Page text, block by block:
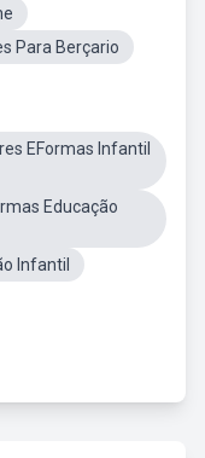
Para Berçario
EFormas Infantil
Educação
Infantil